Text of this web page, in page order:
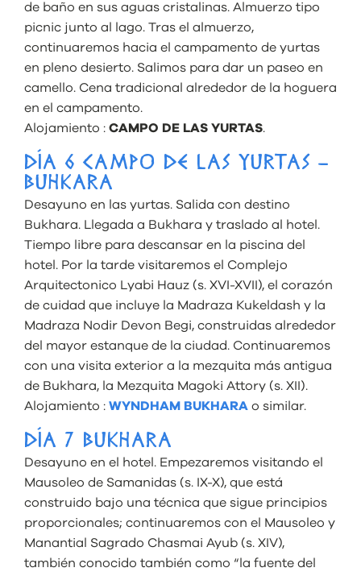
de baño en sus aguas cristalinas. Almuerzo tipo
picnic junto al lago. Tras el almuerzo,
continuaremos hacia el campamento de yurtas
en pleno desierto. Salimos para dar un paseo en
camello. Cena tradicional alrededor de la hoguera
en el campamento.
Alojamiento : CAMPO DE LAS YURTAS.
DÍA 6 CAMPO DE LAS YURTAS –
BUHKARA
Desayuno en las yurtas. Salida con destino
Bukhara. Llegada a Bukhara y traslado al hotel.
Tiempo libre para descansar en la piscina del
hotel. Por la tarde visitaremos el Complejo
Arquitectonico Lyabi Hauz (s. XVI-XVII), el corazón
de cuidad que incluye la Madraza Kukeldash y la
Madraza Nodir Devon Begi, construidas alrededor
del mayor estanque de la ciudad. Continuaremos
con una visita exterior a la mezquita más antigua
de Bukhara, la Mezquita Magoki Attory (s. XII).
Alojamiento : WYNDHAM BUKHARA o similar.
DÍA 7 BUKHARA
Desayuno en el hotel. Empezaremos visitando el
Mausoleo de Samanidas (s. IX-X), que está
construido bajo una técnica que sigue principios
proporcionales; continuaremos con el Mausoleo y
Manantial Sagrado Chasmai Ayub (s. XIV),
también conocido también como “la fuente del